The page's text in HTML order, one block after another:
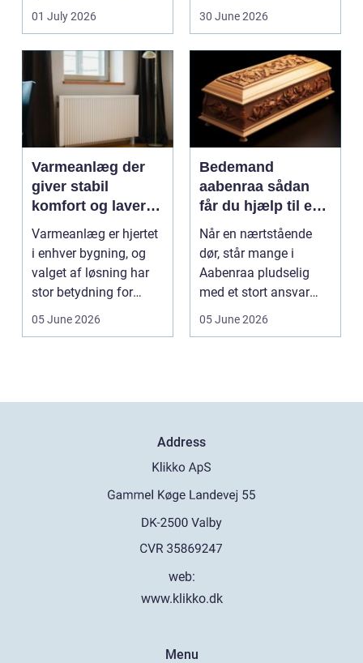
dem vurderet...
01 July 2026 30 June 2026
Varmeanlæg der
giver stabil
komfort og lavere
energiregning
Varmeanlæg er hjertet
i enhver bygning, og
valget af løsning har
stor betydning for
b&a...
05 June 2026
Bedemand
aabenraa sådan
får du hjælp til en
værdig afsked
Når en nærtstående
dør, står mange i
Aabenraa pludselig
med et stort ansvar
midt i sorgen.
05 June 2026
Address
web:
www.klikko.dk
Menu